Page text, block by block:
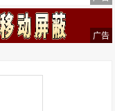
广告